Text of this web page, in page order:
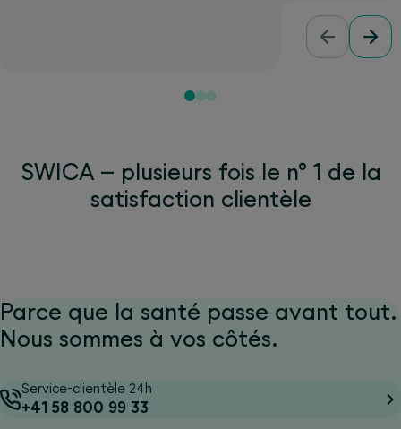
SWICA – plusieurs fois le n° 1 de la
satisfaction clientèle
Parce que la santé passe avant tout.
Nous sommes à vos côtés.
Service-clientèle 24h
+41 58 800 99 33